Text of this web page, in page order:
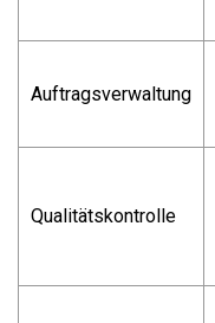
Auftragsverwaltung
Qualitätskontrolle